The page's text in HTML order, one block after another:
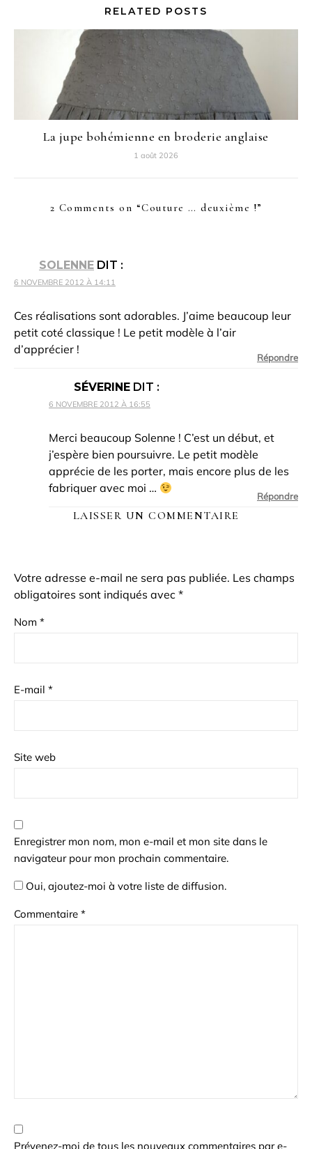
RELATED POSTS
La jupe bohémienne en broderie anglaise
1 août 2026
2 Comments on “Couture … deuxième !”
SOLENNE DIT :
6 NOVEMBRE 2012 À 14:11
Ces réalisations sont adorables. J’aime beaucoup leur
petit coté classique ! Le petit modèle à l’air
d’apprécier !
Répondre
SÉVERINE DIT :
6 NOVEMBRE 2012 À 16:55
Merci beaucoup Solenne ! C’est un début, et
j’espère bien poursuivre. Le petit modèle
apprécie de les porter, mais encore plus de les
fabriquer avec moi …
Répondre
LAISSER UN COMMENTAIRE
Votre adresse e-mail ne sera pas publiée. Les champs
obligatoires sont indiqués avec *
Nom *
E-mail *
Site web
Enregistrer mon nom, mon e-mail et mon site dans le
navigateur pour mon prochain commentaire.
Oui, ajoutez-moi à votre liste de diffusion.
Commentaire *
Prévenez-moi de tous les nouveaux commentaires par e-